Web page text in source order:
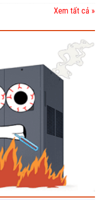
Xem tất cả »